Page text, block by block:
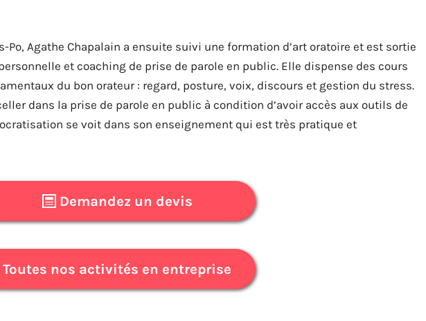
Agathe Chapalain a ensuite suivi une formation d’art oratoire et est sortie
et coaching de prise de parole en public. Elle dispense des cours
du bon orateur : regard, posture, voix, discours et gestion du stress.
dans la prise de parole en public à condition d’avoir accès aux outils de
se voit dans son enseignement qui est très pratique et
Demandez un devis
Toutes nos activités en entreprise